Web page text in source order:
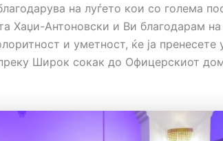
на луѓето кои со голема
Хаџи-Aнтоновски и Ви благодарам
и уметност, ќе ја пренесете
Широк сокак до Офицерскиот